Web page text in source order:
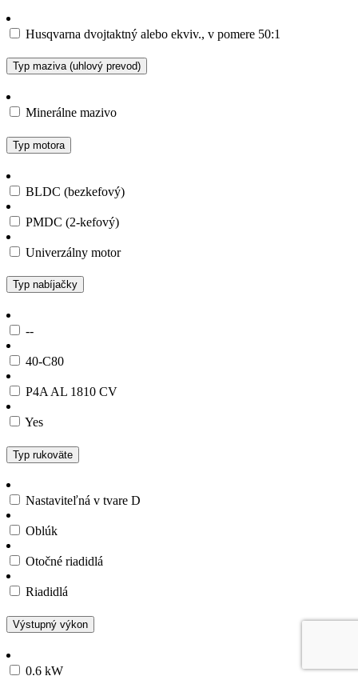
Husqvarna dvojtaktný alebo ekviv., v pomere 50:1
Typ maziva (uhlový prevod)
Minerálne mazivo
Typ motora
BLDC (bezkefový)
PMDC (2-kefový)
Univerzálny motor
Typ nabíjačky
--
40-C80
P4A AL 1810 CV
Yes
Typ rukoväte
Nastaviteľná v tvare D
Oblúk
Otočné riadidlá
Riadidlá
Výstupný výkon
0.6 kW